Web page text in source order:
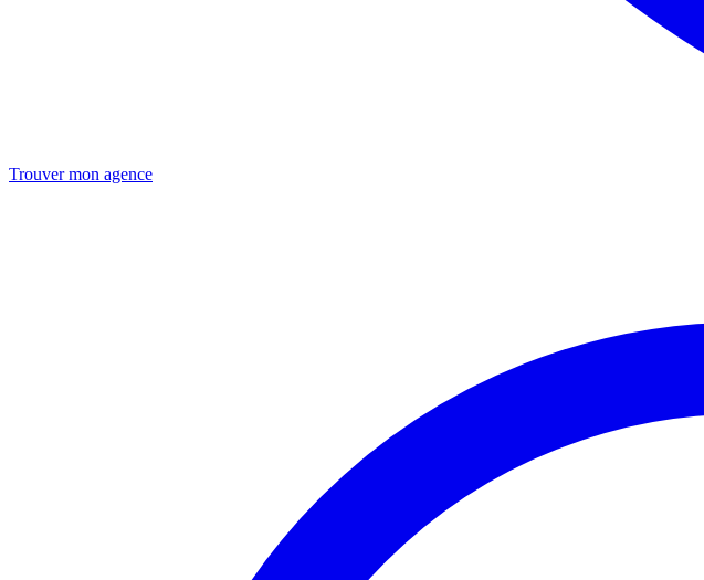
Trouver mon agence